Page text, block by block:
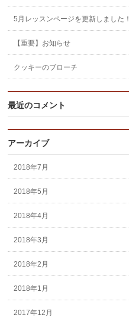
5月レッスンページを更新しました！
【重要】お知らせ
クッキーのブローチ
最近のコメント
アーカイブ
2018年7月
2018年5月
2018年4月
2018年3月
2018年2月
2018年1月
2017年12月